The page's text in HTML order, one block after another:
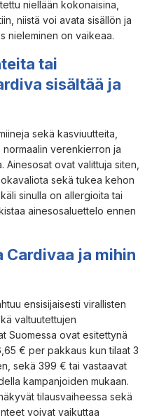
niellään kokonaisina,
niistä voi avata sisällön ja
nieleminen on vaikeaa.
tai
sisältää ja
sekä kasviuutteita,
verenkierron ja
ovat valittuja siten,
sekä tukea kehon
sinulla on allergioita tai
ainesosaluettelo ennen
Cardivaa ja mihin
ensisijaisesti virallisten
valtuutettujen
Suomessa ovat esitettynä
€ per pakkaus kun tilaat 3
sekä 399 € tai vastaavat
kampanjoiden mukaan.
tilausvaiheessa sekä
voivat vaikuttaa